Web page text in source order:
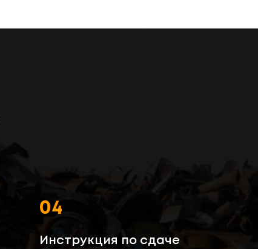
04
Инструкция по сдаче